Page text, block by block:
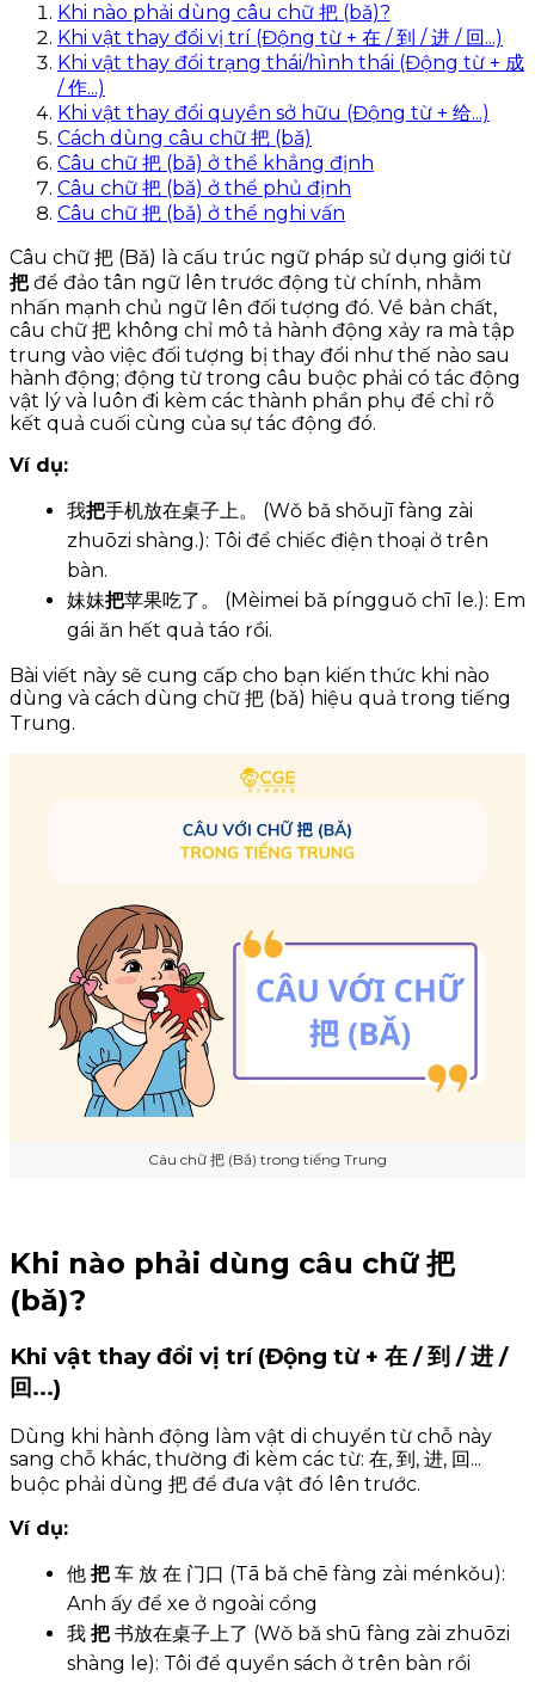
Khi nào phải dùng câu chữ 把 (bǎ)?
Khi vật thay đổi vị trí (Động từ + 在 / 到 / 进 / 回...)
Khi vật thay đổi trạng thái/hình thái (Động từ + 成
/ 作...)
Khi vật thay đổi quyền sở hữu (Động từ + 给...)
Cách dùng câu chữ 把 (bǎ)
Câu chữ 把 (bǎ) ở thể khẳng định
Câu chữ 把 (bǎ) ở thể phủ định
Câu chữ 把 (bǎ) ở thể nghi vấn
Câu chữ 把 (Bǎ) là cấu trúc ngữ pháp sử dụng giới từ
把 để đảo tân ngữ lên trước động từ chính, nhằm
nhấn mạnh chủ ngữ lên đối tượng đó. Về bản chất,
câu chữ 把 không chỉ mô tả hành động xảy ra mà tập
trung vào việc đối tượng bị thay đổi như thế nào sau
hành động; động từ trong câu buộc phải có tác động
vật lý và luôn đi kèm các thành phần phụ để chỉ rõ
kết quả cuối cùng của sự tác động đó.
Ví dụ:
我把手机放在桌子上。 (Wǒ bǎ shǒujī fàng zài
zhuōzi shàng.): Tôi để chiếc điện thoại ở trên
bàn.
妹妹把苹果吃了。 (Mèimei bǎ píngguǒ chī le.): Em
gái ăn hết quả táo rồi.
Bài viết này sẽ cung cấp cho bạn kiến thức khi nào
dùng và cách dùng chữ 把 (bǎ) hiệu quả trong tiếng
Trung.
Câu chữ 把 (Bǎ) trong tiếng Trung
Khi nào phải dùng câu chữ 把
(bǎ)?
Khi vật thay đổi vị trí (Động từ + 在 / 到 / 进 /
回...)
Dùng khi hành động làm vật di chuyển từ chỗ này
sang chỗ khác, thường đi kèm các từ: 在, 到, 进, 回...
buộc phải dùng 把 để đưa vật đó lên trước.
Ví dụ:
他 把 车 放 在 门口 (Tā bǎ chē fàng zài ménkǒu):
Anh ấy để xe ở ngoài cổng
我 把 书放在桌子上了 (Wǒ bǎ shū fàng zài zhuōzi
shàng le): Tôi để quyển sách ở trên bàn rồi